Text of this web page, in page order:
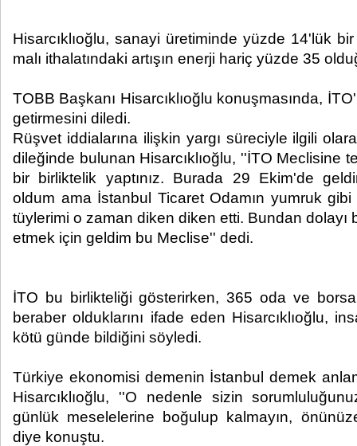
Hisarcıklıoğlu, sanayi üretiminde yüzde 14'lük
malı ithalatındaki artışın enerji hariç yüzde 35
TOBB Başkanı Hisarcıklıoğlu konuşmasında,
getirmesini diledi.
Rüşvet iddialarına ilişkin yargı süreciyle ilgili
dileğinde bulunan Hisarcıklıoğlu, ''İTO Meclisine
bir birliktelik yaptınız. Burada 29 Ekim'de
oldum ama İstanbul Ticaret Odamın yumruk
tüylerimi o zaman diken diken etti. Bundan dolayı
etmek için geldim bu Meclise'' dedi.
İTO bu birlikteliği gösterirken, 365 oda ve
beraber olduklarını ifade eden Hisarcıklıoğlu,
kötü günde bildiğini söyledi.
Türkiye ekonomisi demenin İstanbul demek
Hisarcıklıoğlu, ''O nedenle sizin
günlük meselelerine boğulup kalmayın,
diye konuştu.